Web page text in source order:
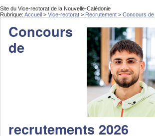
Site du Vice-rectorat de la Nouvelle-Calédonie
Rubrique: Accueil > Vice-rectorat > Recrutement > Concours
Concours
de
recrutements 2026